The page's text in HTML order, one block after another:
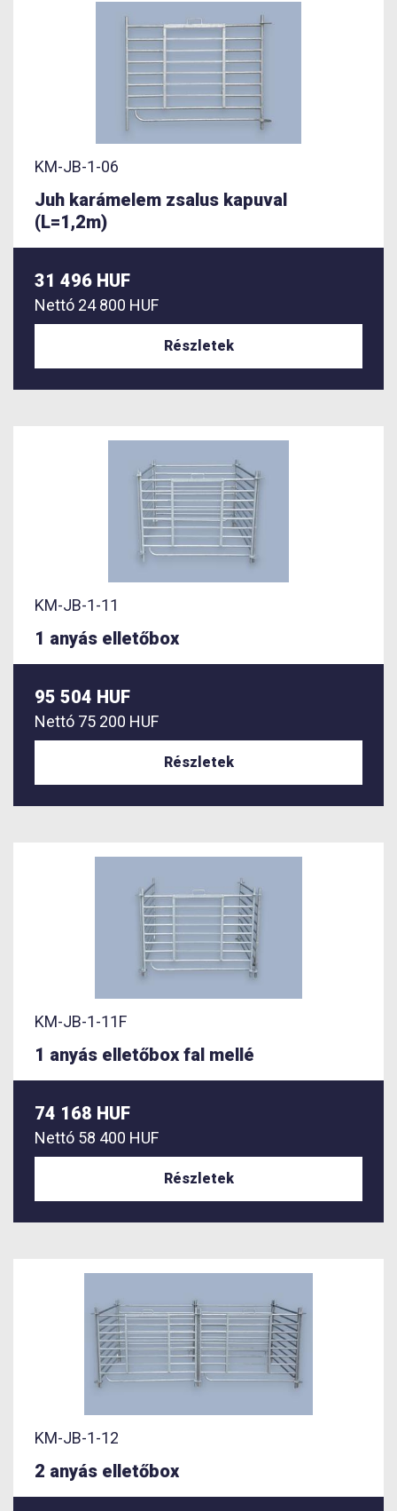
KM-JB-1-06
Juh karámelem zsalus kapuval
(L=1,2m)
31 496 HUF
Nettó 24 800 HUF
Részletek
KM-JB-1-11
1 anyás elletőbox
95 504 HUF
Nettó 75 200 HUF
Részletek
KM-JB-1-11F
1 anyás elletőbox fal mellé
74 168 HUF
Nettó 58 400 HUF
Részletek
KM-JB-1-12
2 anyás elletőbox